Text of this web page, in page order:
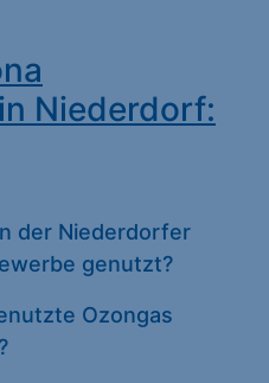
Niederdorf:
der Niederdorfer
genutzt?
Ozongas